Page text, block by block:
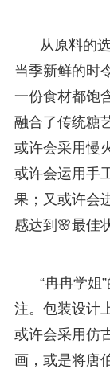
从原料的
当季新鲜的时
一份食材都饱
融合了传统糖
或许会采用慢
或许会运用手
果；又或许会
感达到🌸最佳
“冉冉学姐
注。包装设计
或许会采用仿
画，或是将唐